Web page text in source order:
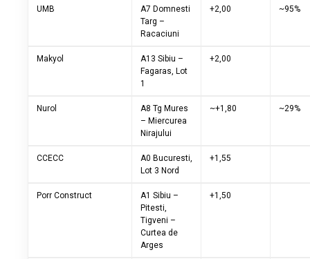
UMB
A7 Domnesti
Targ –
Racaciuni
+2,00 ~95%
Makyol
A13 Sibiu –
Fagaras, Lot
1
+2,00
Nurol
A8 Tg Mures
– Miercurea
Nirajului
~+1,80 ~29%
CCECC
A0 Bucuresti,
Lot 3 Nord
+1,55
Porr Construct
A1 Sibiu –
Pitesti,
Tigveni –
Curtea de
Arges
+1,50